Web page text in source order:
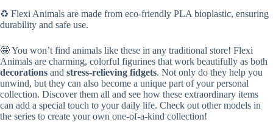
♻️ Flexi Animals are made from eco-friendly PLA bioplastic, ensuring
durability and safe use.
🤩 You won’t find animals like these in any traditional store! Flexi
Animals are charming, colorful figurines that work beautifully as both
decorations and stress-relieving fidgets. Not only do they help you
unwind, but they can also become a unique part of your personal
collection. Discover them all and see how these extraordinary items
can add a special touch to your daily life. Check out other models in
the series to create your own one-of-a-kind collection!